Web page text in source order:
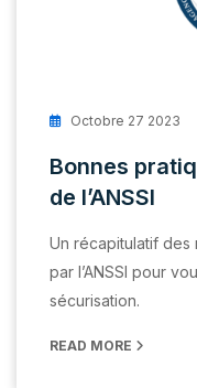
Octobre 27 2023
Bonnes
de l’ANSSI
Un récapitulatif des
par l’ANSSI pour
sécurisation.
READ MORE